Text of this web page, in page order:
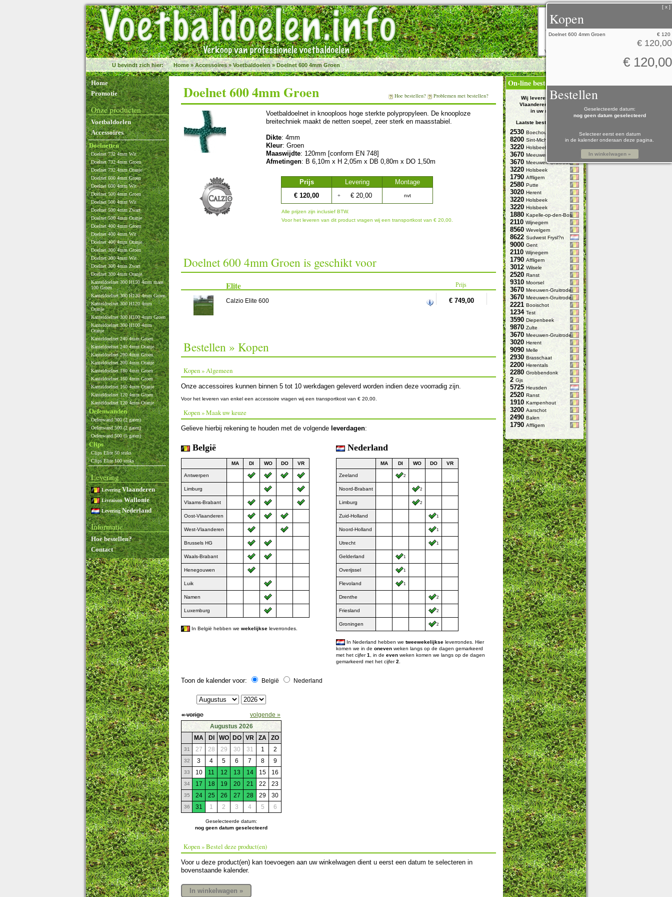
Voetbaldoelen
U bevindt zich hier: Home»Accessoires»Voetbaldoelen»Doelnet 600 4mm Groen
Home
Promotie
Onze producten
Voetbaldoelen
Accessoires
Doelnetten
Doelnet 732 4mm Wit
Doelnet 732 4mm Groen
Doelnet 732 4mm Oranje
Doelnet 600 4mm Groen
Doelnet 600 4mm Wit
Doelnet 500 4mm Groen
Doelnet 500 4mm Wit
Doelnet 500 4mm Zwart
Doelnet 500 4mm Oranje
Doelnet 400 4mm Groen
Doelnet 400 4mm Wit
Doelnet 400 4mm Oranje
Doelnet 300 4mm Groen
Doelnet 300 4mm Wit
Doelnet 300 4mm Zwart
Doelnet 300 4mm Oranje
Kanteldoelnet 300 H150 4mm maas
100 Groen
Kanteldoelnet 300 H120 4mm Groen
Kanteldoelnet 300 H120 4mm
Oranje
Kanteldoelnet 300 H100 4mm Groen
Kanteldoelnet 300 H100 4mm
Oranje
Kanteldoelnet 240 4mm Groen
Kanteldoelnet 240 4mm Oranje
Kanteldoelnet 200 4mm Groen
Kanteldoelnet 200 4mm Oranje
Kanteldoelnet 180 4mm Groen
Kanteldoelnet 160 4mm Groen
Kanteldoelnet 160 4mm Oranje
Kanteldoelnet 120 4mm Groen
Kanteldoelnet 120 4mm Oranje
Oefenwanden
Oefenwand 300 (2 gaten)
Oefenwand 500 (2 gaten)
Oefenwand 500 (5 gaten)
Clips
Clips Elite 50 stuks
Clips Elite 100 stuks
Levering
LeveringVlaanderen
LivraisonWallonie
LeveringNederland
Informatie
Hoe bestellen?
Contact
On-line bestellingen
Wij leveren in gans
Vlaanderen, dus ook
in uw regio!
Laatste bestellingen uit
2530 Boechout
8200 Sint-Michiels
3220 Holsbeek
3670 Meeuwen-Gruitrode
3670 Meeuwen-Gruitrode
3220 Holsbeek
1790 Affligem
2580 Putte
3020 Herent
3220 Holsbeek
3220 Holsbeek
1880 Kapelle-op-den-Bos
2110 Wijnegem
8560 Wevelgem
8622 Sudwest Frysl?n
9000 Gent
2110 Wijnegem
1790 Affligem
3012 Wilsele
2520 Ranst
9310 Moorsel
3670 Meeuwen-Gruitrode
3670 Meeuwen-Gruitrode
2221 Booischot
1234 Test
3590 Diepenbeek
9870 Zulte
3670 Meeuwen-Gruitrode
3020 Herent
9090 Melle
2930 Brasschaat
2200 Herentals
2280 Grobbendonk
2 Gjs
5725 Heusden
2520 Ranst
1910 Kampenhout
3200 Aarschot
2490 Balen
1790 Affligem
Hoe bestellen? Problemen met bestellen?
Doelnet 600 4mm Groen
Voetbaldoelnet in knooploos hoge sterkte polypropyleen. De knooploze
breitechniek maakt de netten soepel, zeer sterk en maasstabiel.
Dikte: 4mm
Kleur: Groen
Maaswijdte: 120mm [conform EN 748]
Afmetingen: B 6,10m x H 2,05m x DB 0,80m x DO 1,50m
Prijs Levering
Montage
€ 120,00
+ € 20,00 nvt
Alle prijzen zijn inclusief BTW.
Voor het leveren van dit product vragen wij een transportkost van € 20,00.
Doelnet 600 4mm Groen is geschikt voor
Elite Prijs
Calzio Elite 600 € 749,00
Bestellen » Kopen
Kopen » Algemeen
Onze accessoires kunnen binnen 5 tot 10 werkdagen geleverd worden indien deze voorradig zijn.
Voor het leveren van enkel een accessoire vragen wij een transportkost van € 20,00.
Kopen » Maak uw keuze
Gelieve hierbij rekening te houden met de volgende leverdagen:
België
MA DI WO DO VR
Antwerpen
Limburg
Vlaams-Brabant
Oost-Vlaanderen
West-Vlaanderen
Brussels HG
Waals-Brabant
Henegouwen
Luik
Namen
Luxemburg
In België hebben we wekelijkse leverrondes.
Nederland
MA DI WO DO VR
Zeeland 2
Noord-Brabant 2
Limburg 2
Zuid-Holland 1
Noord-Holland 1
Utrecht 1
Gelderland 1
Overijssel 1
Flevoland 1
Drenthe 2
Friesland 2
Groningen 2
In Nederland hebben we tweewekelijkse leverrondes. Hier
komen we in de oneven weken langs op de dagen gemarkeerd
met het cijfer1, in de even weken komen we langs op de dagen
gemarkeerd met het cijfer2.
Toon de kalender voor: België Nederland
« vorige
volgende »
Augustus 2026
MA
DI WO DO VR ZA ZO
31 27 28 29 30 31 1 2
32 3 4 5 6 7 8 9
33 10 11 12 13 14 15 16
34 17 18 19 20 21 22 23
35 24 25 26 27 28 29 30
36 31 1 2 3 4 5 6
Geselecteerde datum:
nog geen datum geselecteerd
Kopen » Bestel deze product(en)
Voor u deze product(en) kan toevoegen aan uw winkelwagen dient u eerst een datum te selecteren in
bovenstaande kalender.
In winkelwagen »
[ x ]
Kopen
€ 120
Doelnet 600 4mm Groen
€ 120,00
€ 120,00
Bestellen
Geselecteerde datum:
nog geen datum geselecteerd
Selecteer eerst een datum
in de kalender onderaan deze pagina
In winkelwagen »